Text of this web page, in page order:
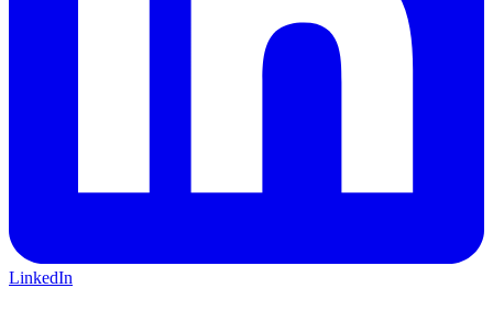
LinkedIn